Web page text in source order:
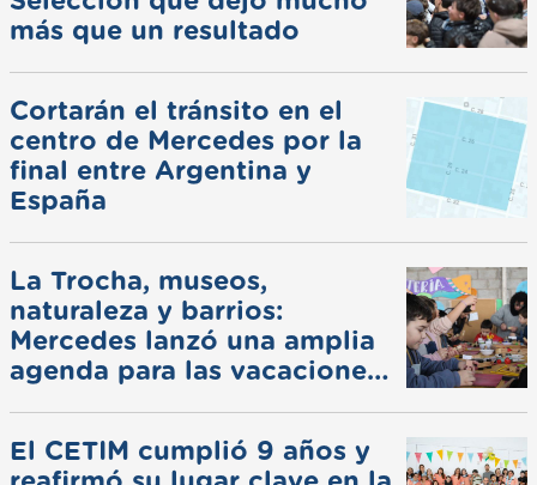
más que un resultado
Cortarán el tránsito en el
centro de Mercedes por la
final entre Argentina y
España
La Trocha, museos,
naturaleza y barrios:
Mercedes lanzó una amplia
agenda para las vacaciones
El CETIM cumplió 9 años y